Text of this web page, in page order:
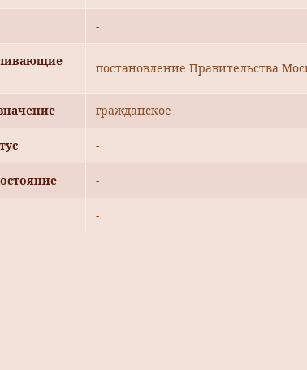
-
постановление Правительства
гражданское
-
-
-